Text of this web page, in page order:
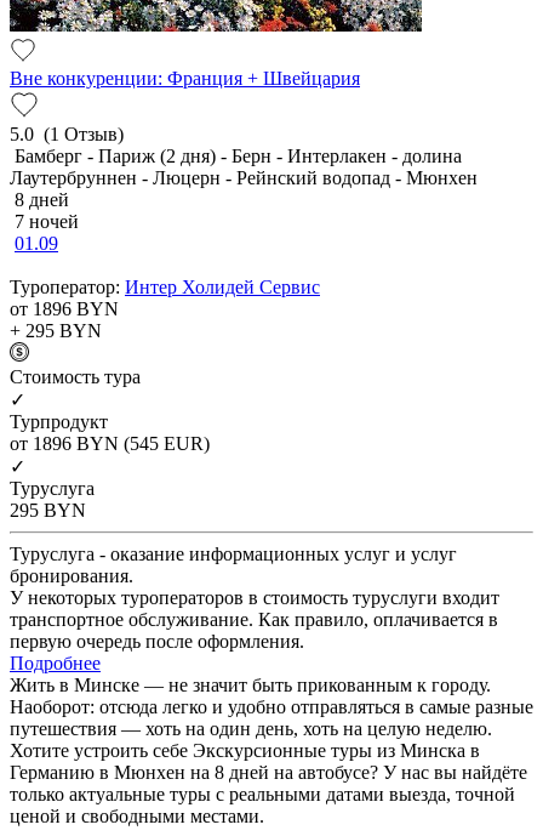
Вне конкуренции: Франция + Швейцария
5.0 (1 Отзыв)
Бамберг - Париж (2 дня) - Берн - Интерлакен - долина
Лаутербруннен - Люцерн - Рейнский водопад - Мюнхен
8 дней
7 ночей
01.09
Туроператор: Интер Холидей Сервис
от 1896 BYN
+ 295 BYN
Cтоимость тура
✓
Турпродукт
от 1896 BYN (545 EUR)
✓
Туруслуга
295 BYN
Туруслуга - оказание информационных услуг и услуг
бронирования.
У некоторых туроператоров в стоимость туруслуги входит
транспортное обслуживание. Как правило, оплачивается в
первую очередь после оформления.
Подробнее
Жить в Минске — не значит быть прикованным к городу.
Наоборот: отсюда легко и удобно отправляться в самые разные
путешествия — хоть на один день, хоть на целую неделю.
Хотите устроить себе Экскурсионные туры из Минска в
Германию в Мюнхен на 8 дней на автобусе? У нас вы найдёте
только актуальные туры с реальными датами выезда, точной
ценой и свободными местами.